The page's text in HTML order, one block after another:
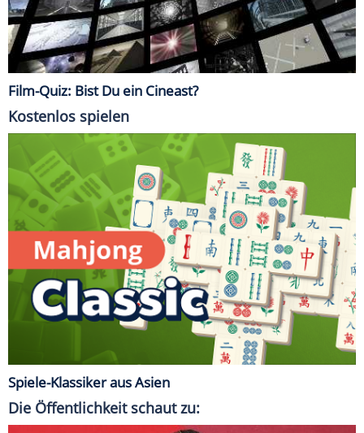
Film-Quiz: Bist Du ein Cineast?
Kostenlos spielen
Spiele-Klassiker aus Asien
Die Öffentlichkeit schaut zu: